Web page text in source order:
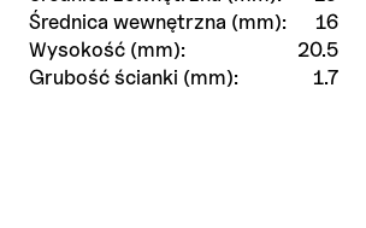
Średnica wewnętrzna (mm):
16
Wysokość (mm):
20.5
Grubość ścianki (mm):
1.7